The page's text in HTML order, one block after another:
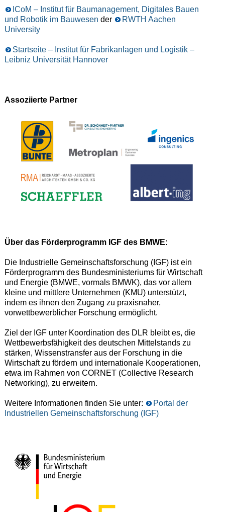
ICoM – Institut für Baumanagement, Digitales Bauen
und Robotik im Bauwesen der
RWTH Aachen
University
Startseite – Institut für Fabrikanlagen und Logistik –
Leibniz Universität Hannover
Assoziierte Partner
Über das Förderprogramm IGF des BMWE:
Die Industrielle Gemeinschaftsforschung (IGF) ist ein
Förderprogramm des Bundesministeriums für Wirtschaft
und Energie (BMWE, vormals BMWK), das vor allem
kleine und mittlere Unternehmen (KMU) unterstützt,
indem es ihnen den Zugang zu praxisnaher,
vorwettbewerblicher Forschung ermöglicht.
Ziel der IGF unter Koordination des DLR bleibt es, die
Wettbewerbsfähigkeit des deutschen Mittelstands zu
stärken, Wissenstransfer aus der Forschung in die
Wirtschaft zu fördern und internationale Kooperationen,
etwa im Rahmen von CORNET (Collective Research
Networking), zu erweitern.
Weitere Informationen finden Sie unter:
Portal der
Industriellen Gemeinschaftsforschung (IGF)